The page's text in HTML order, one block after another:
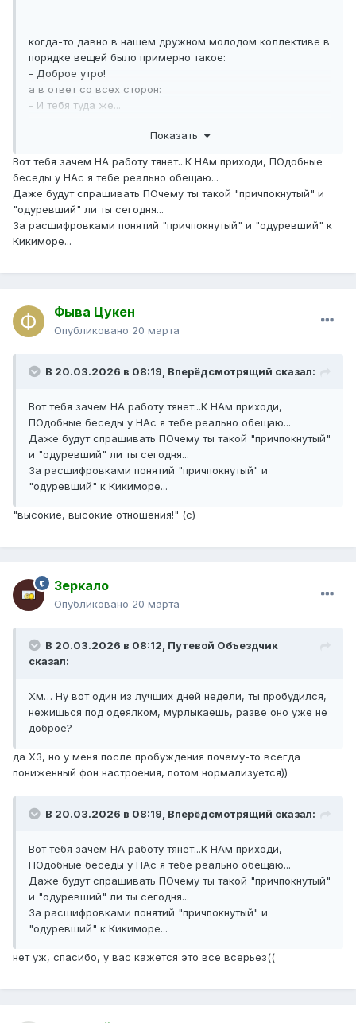
когда-то давно в нашем дружном молодом коллективе в
порядке вещей было примерно такое:
- Доброе утро!
а в ответ со всех сторон:
- И тебя туда же...
Показать
Вот тебя зачем НА работу тянет...К НАм приходи, ПОдобные
беседы у НАс я тебе реально обещаю...
Даже будут спрашивать ПОчему ты такой "причпокнутый" и
"одуревший" ли ты сегодня...
За расшифровками понятий "причпокнутый" и "одуревший" к
Кикиморе...
Фыва Цукен
Опубликовано 20 марта
В 20.03.2026 в 08:19, Вперёдсмотрящий сказал:
Вот тебя зачем НА работу тянет...К НАм приходи,
ПОдобные беседы у НАс я тебе реально обещаю...
Даже будут спрашивать ПОчему ты такой "причпокнутый"
и "одуревший" ли ты сегодня...
За расшифровками понятий "причпокнутый" и
"одуревший" к Кикиморе...
"высокие, высокие отношения!" (с)
Зеркало
Опубликовано 20 марта
В 20.03.2026 в 08:12, Путевой Объездчик
сказал:
Хм… Ну вот один из лучших дней недели, ты пробудился,
нежишься под одеялком, мурлыкаешь, разве оно уже не
доброе?
да ХЗ, но у меня после пробуждения почему-то всегда
пониженный фон настроения, потом нормализуется))
В 20.03.2026 в 08:19, Вперёдсмотрящий сказал:
Вот тебя зачем НА работу тянет...К НАм приходи,
ПОдобные беседы у НАс я тебе реально обещаю...
Даже будут спрашивать ПОчему ты такой "причпокнутый"
и "одуревший" ли ты сегодня...
За расшифровками понятий "причпокнутый" и
"одуревший" к Кикиморе...
нет уж, спасибо, у вас кажется это все всерьез((